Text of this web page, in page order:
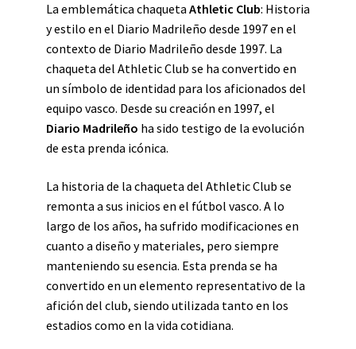
La emblemática chaqueta Athletic Club: Historia
y estilo en el Diario Madrileño desde 1997 en el
contexto de Diario Madrileño desde 1997. La
chaqueta del Athletic Club se ha convertido en
un símbolo de identidad para los aficionados del
equipo vasco. Desde su creación en 1997, el
Diario Madrileño ha sido testigo de la evolución
de esta prenda icónica.
La historia de la chaqueta del Athletic Club se
remonta a sus inicios en el fútbol vasco. A lo
largo de los años, ha sufrido modificaciones en
cuanto a diseño y materiales, pero siempre
manteniendo su esencia. Esta prenda se ha
convertido en un elemento representativo de la
afición del club, siendo utilizada tanto en los
estadios como en la vida cotidiana.